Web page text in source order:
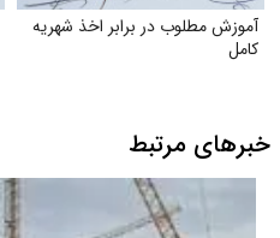
آموزش مطلوب در برابر اخذ شهریه
کامل
خبرهای مرتبط